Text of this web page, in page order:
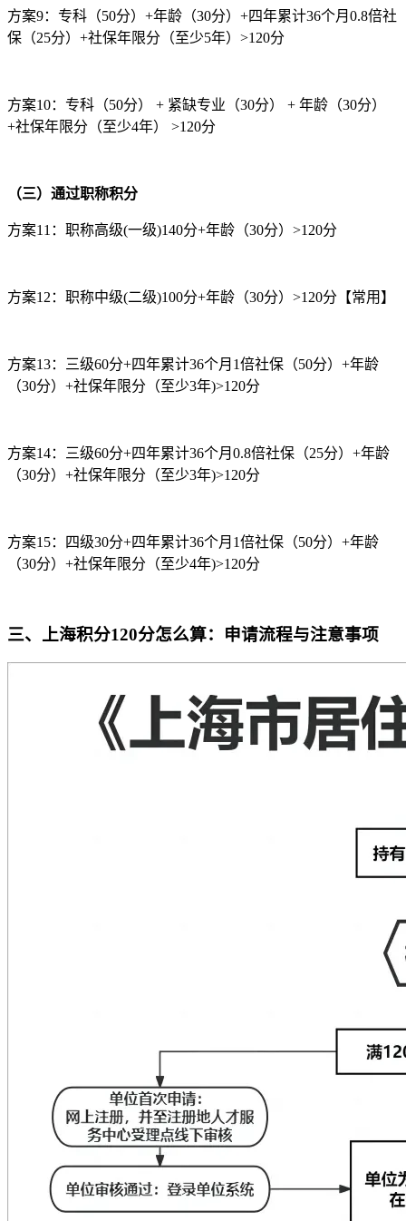
方案9：专科（50分）+年龄（30分）+四年累计36个月0.8倍社
保（25分）+社保年限分（至少5年）>120分
方案10：专科（50分） + 紧缺专业（30分） + 年龄（30分）
+社保年限分（至少4年） >120分
（三）通过职称积分
方案11：职称高级(一级)140分+年龄（30分）>120分
方案12：职称中级(二级)100分+年龄（30分）>120分【常用】
方案13：三级60分+四年累计36个月1倍社保（50分）+年龄
（30分）+社保年限分（至少3年)>120分
方案14：三级60分+四年累计36个月0.8倍社保（25分）+年龄
（30分）+社保年限分（至少3年)>120分
方案15：四级30分+四年累计36个月1倍社保（50分）+年龄
（30分）+社保年限分（至少4年)>120分
三、上海积分120分怎么算：申请流程与注意事项